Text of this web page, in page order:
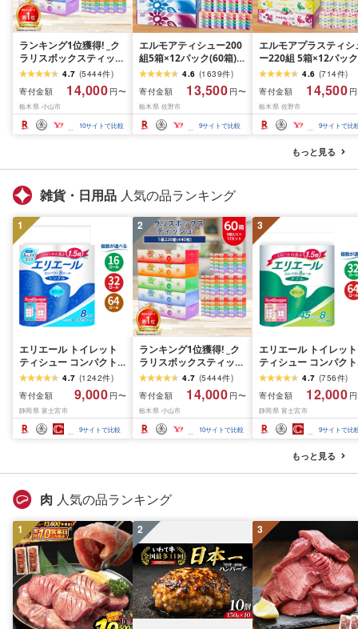
ランキング1位獲得! _ク
ラリスボックスティッシ
ュ60箱(1箱220組(440
枚))(5個入り×12セット)_
ティッシュ ティッシュ
ペーパー 日用品 常備品
生活用品 まとめ買い [配
送不可地域:離島・沖縄
4.7 (5444件)
寄付金額
14,000 円〜
栃木県 小山市
10サイトで比較
エルモアティシュー200
組5箱×12パック(60箱)
[離島・沖縄県不可]_ テ
ィッシュ ティッシュペ
ーパー 日用品 消耗品 ま
とめ買い 常備品 生活用
品 ボックスティッシュ
[配送不可地域:離島・沖
4.6 (1639件)
寄付金額
13,500 円〜
栃木県 佐野市
9サイトで比較
エルモアプラスティシ
ー220組 5箱×12パック
(60箱)[離島・沖縄県不
可]_ ティッシュ ティッ
シュペーパー 日用品
耗品 まとめ買い 常備
生活用品 ボックスティ
ッシュ [配送不可地域:
島・沖縄県]
4.6 (714件)
寄付金額
14,500
栃木県 佐野市
9サイトで比
もっと見る
雑貨・日用品 人気の品ランキング
1
エリエール トイレット
ティシュー コンパクト
シングル [個数が選べ
る:16・32・64 ロール]
1.5倍巻 82.5m トイレッ
トペーパー シングル パ
ルプ100% 香りつき 日用
品 消耗品 備蓄 ふるさと
4.7 (1242件)
寄付金額
9,000 円〜
静岡県 富士宮市
9サイトで比較
2
ランキング1位獲得! _ク
ラリスボックスティッシ
ュ60箱(1箱220組(440
枚))(5個入り×12セット)_
ティッシュ ティッシュ
ペーパー 日用品 常備品
生活用品 まとめ買い [配
送不可地域:離島・沖縄
4.7 (5444件)
寄付金額
14,000 円〜
栃木県 小山市
10サイトで比較
3
エリエール トイレット
ティシュー コンパクト
ダブル [選べるロール
数:32・64 ロール] 1.5
巻 45m トイレットペ
パー ダブル パルプ
香りつき 日用品 消耗
備蓄 ふるさと納税 ふ
さと 送料無料 静岡県
4.7 (756件)
寄付金額
12,000
静岡県 富士宮市
9サイトで比
もっと見る
肉 人気の品ランキング
1 2 3